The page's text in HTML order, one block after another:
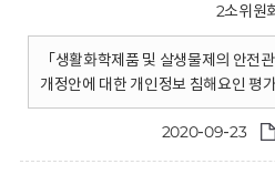
2소위원
「생활화학제품 및 살생물제의 안전
개정안에 대한 개인정보 침해요인 평
2020-09-23